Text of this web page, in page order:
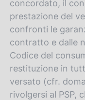
concordato, il
prestazione del
confronti le
contratto e dalle
Codice del
restituzione in
versato (cfr.
rivolgersi al PSP,